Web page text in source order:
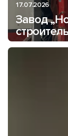
17.07.2026
Завод